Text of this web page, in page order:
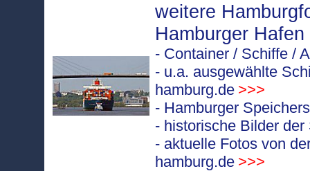
weitere
Hamburger Hafen
- Container / Schiffe /
- u.a. ausgewählte
hamburg.de >>>
- Hamburger
- historische Bilder
- aktuelle Fotos von
hamburg.de >>>